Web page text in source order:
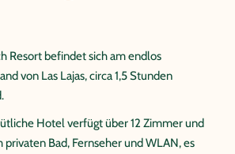
Resort befindet sich am endlos
von Las Lajas, circa 1,5 Stunden
Hotel verfügt über 12 Zimmer und
Bad, Fernseher und WLAN, es